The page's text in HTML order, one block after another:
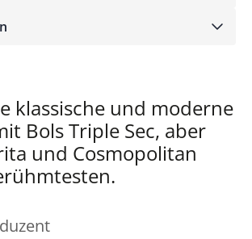
klassische und moderne
Bols Triple Sec, aber
und Cosmopolitan